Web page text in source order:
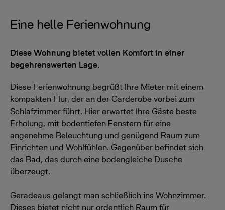
Eine helle Ferienwohnung
Diese Wohnung bietet vollen Komfort in einer
begehrenswerten Lage.
Diese Ferienwohnung begrüßt Ihre Mieter mit einem
kompakten Flur, der an der Garderobe vorbei zum
Schlafzimmer führt. Hier erwartet Ihre Gäste beste
Erholung, mit bodentiefen Fenstern für eine
angenehme Beleuchtung und genügend Raum zum
Einrichten und Wohlfühlen. Gegenüber befindet sich
das Bad, das durch eine bodengleiche Dusche
überzeugt.
Geradeaus gelangt man schließlich ins Wohnzimmer.
Dieses bietet nicht nur ordentlich Raum für